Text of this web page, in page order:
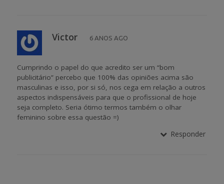
Victor 6 ANOS AGO
Cumprindo o papel do que acredito ser um “bom
publicitário” percebo que 100% das opiniões acima são
masculinas e isso, por si só, nos cega em relação a outros
aspectos indispensáveis para que o profissional de hoje
seja completo. Seria ótimo termos também o olhar
feminino sobre essa questão =)
Responder